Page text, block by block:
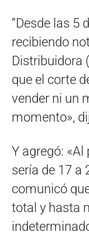
“Desde las 5
recibiendo
Distribuidora
que el corte
vender ni un
momento»,
Y agregó:
sería de 17 a
comunicó
total y hasta